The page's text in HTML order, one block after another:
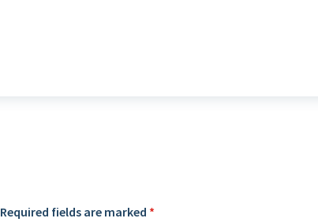
Required fields are marked *